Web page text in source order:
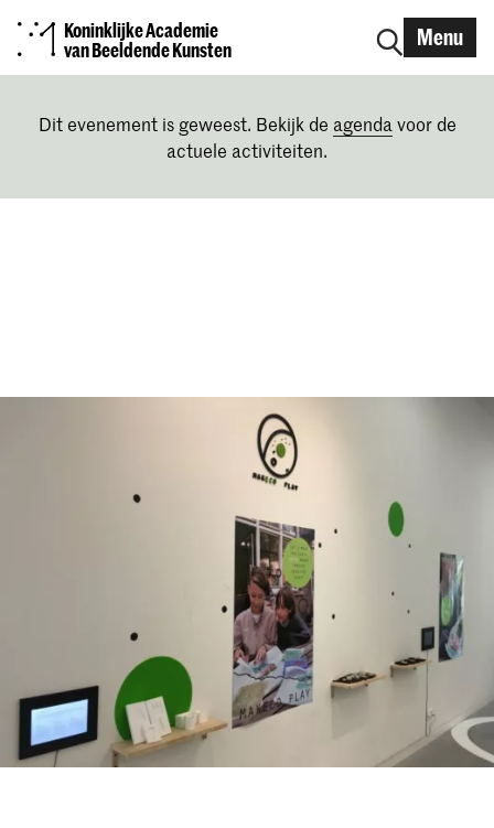
Koninklijke Academie
van Beeldende Kunsten
Menu
Dit evenement is geweest. Bekijk de agenda voor de
actuele activiteiten.